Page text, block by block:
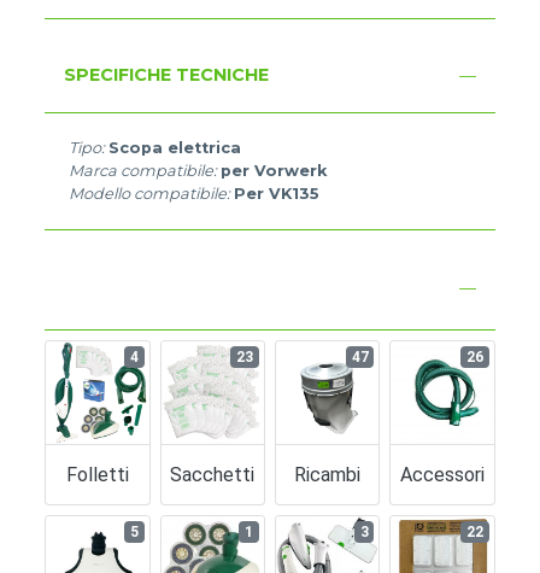
SPECIFICHE TECNICHE
Tipo: Scopa elettrica
Marca compatibile: per Vorwerk
Modello compatibile: Per VK135
Folletti
4
Sacchetti
23
Ricambi
47
Accessori
26
5 1 3 22